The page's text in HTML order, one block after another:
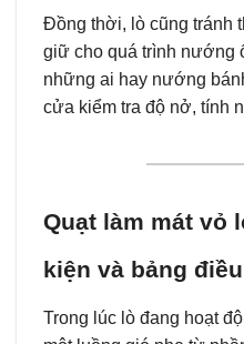
Đồng thời, lò cũng tránh
giữ cho quá trình nướng
những ai hay nướng
cửa kiểm tra độ nở, tính
Quạt làm mát vỏ
kiện và bảng
Trong lúc lò đang hoạt